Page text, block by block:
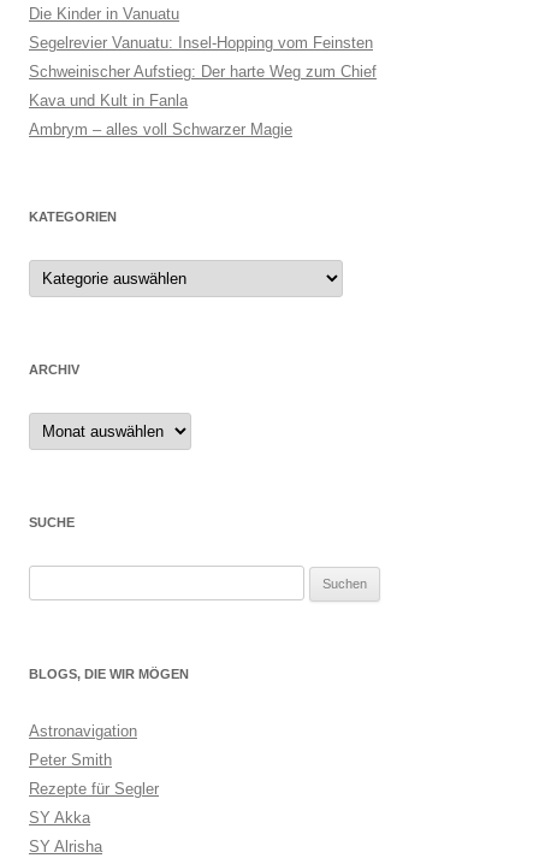
Die Kinder in Vanuatu
Segelrevier Vanuatu: Insel-Hopping vom Feinsten
Schweinischer Aufstieg: Der harte Weg zum Chief
Kava und Kult in Fanla
Ambrym – alles voll Schwarzer Magie
KATEGORIEN
ARCHIV
Archiv
SUCHE
BLOGS, DIE WIR MÖGEN
Astronavigation
Peter Smith
Rezepte für Segler
SY Akka
SY Alrisha